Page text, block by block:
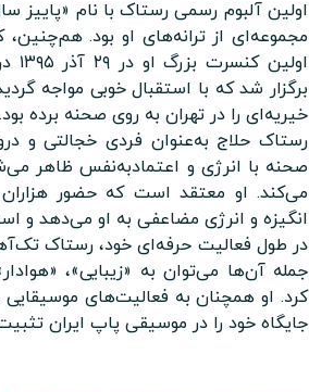
مجموعه‌ای از ترانه‌های او بود.
خیریه‌ای را در تهران به روی صحنه برده بود.
رستاک حلاج به‌عنوان فردی خجالتی و
صحنه با انرژی و اعتمادبه‌نفس ظاهر
می‌کند. او معتقد است که حضور
انگیزه و انرژی مضاعفی به او می‌دهد و
در طول فعالیت حرفه‌ای خود، رستاک
جمله آن‌ها می‌توان به «زیبایی»،
کرد. او همچنان به فعالیت‌های موسیقایی
جایگاه خود را در موسیقی پاپ ایران